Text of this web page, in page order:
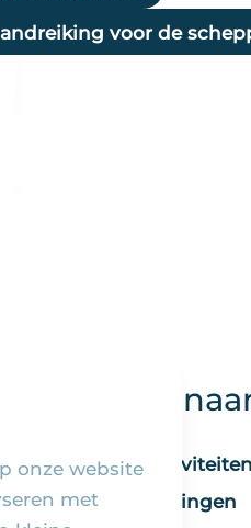
onze website
met
voor de
Snel
Activiteiten
Vieringen